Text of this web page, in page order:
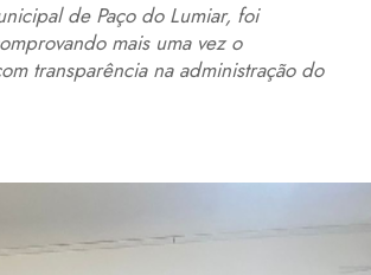
de Paço do Lumiar, foi
mais uma vez o
transparência na administração do